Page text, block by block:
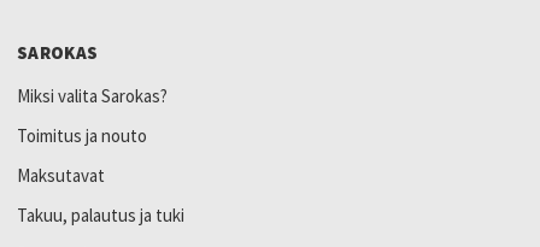
SAROKAS
Miksi valita Sarokas?
Toimitus ja nouto
Maksutavat
Takuu, palautus ja tuki